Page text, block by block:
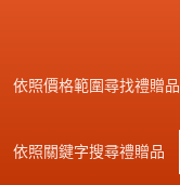
依照價格範圍尋找禮贈品
依照關鍵字搜尋禮贈品